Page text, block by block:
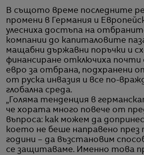
В същото време последните
промени в Германия и
улесниха достъпа на
компании до капиталовите
мащабни държавни поръчки и
финансиране отключиха почти
евро за отбрана, подхранени
от руска инвазия и все по-
глобална среда.
„Голяма тенденция в
че хората много повече от
въпроса: как можем да
което не беше направено през
години – да възстановим
се защитаваме. Именно това